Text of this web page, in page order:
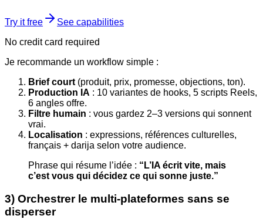
Try it free
See capabilities
No credit card required
Je recommande un workflow simple :
Brief court(produit, prix, promesse, objections, ton).
Production IA : 10 variantes de hooks, 5 scripts Reels,
6 angles offre.
Filtre humain : vous gardez 2–3 versions qui sonnent
vrai.
Localisation : expressions, références culturelles,
français + darija selon votre audience.
Phrase qui résume l’idée : “L’IA écrit vite, mais
c’est vous qui décidez ce qui sonne juste.”
3) Orchestrer le multi-plateformes sans se
disperser